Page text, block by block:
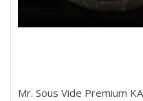
Mr. Sous Vide Premium